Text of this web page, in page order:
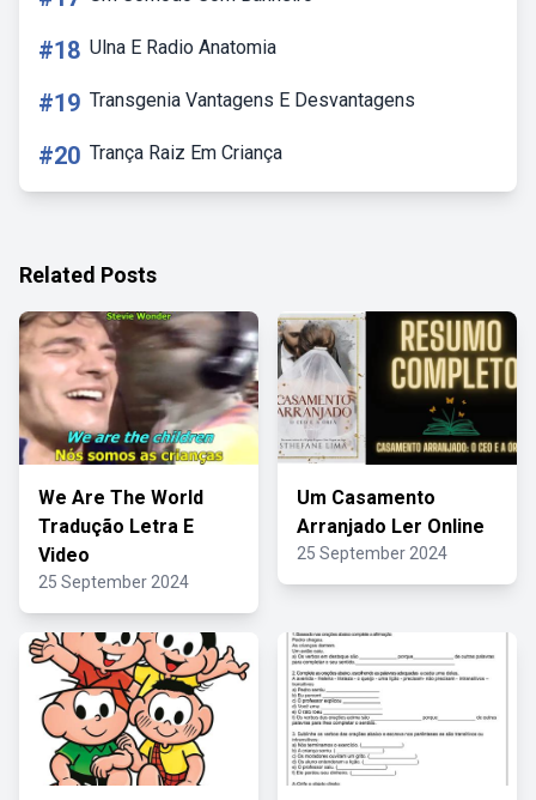
#18 Ulna E Radio Anatomia
#19 Transgenia Vantagens E Desvantagens
#20 Trança Raiz Em Criança
Related Posts
We Are The World
Tradução Letra E
Video
25 September 2024
Um Casamento
Arranjado Ler Online
25 September 2024